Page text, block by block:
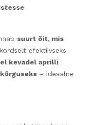
suurt õit, mis
efektiivseks
kevadel aprilli
– ideaalne